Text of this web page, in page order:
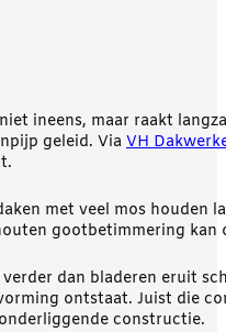
ineens, maar raakt
geleid. Via VH
met veel mos houden
gootbetimmering
dan bladeren eruit
ontstaat. Juist die
constructie.